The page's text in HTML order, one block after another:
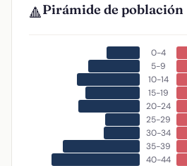
🔺Pirámide de población
0-4
5-9
10-14
15-19
20-24
25-29
30-34
35-39
40-44